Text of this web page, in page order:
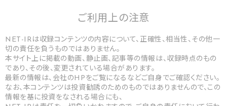
ご利用上の注意
NET-IRは収録コンテンツの内容について、正確性、相当性、その他一
切の責任を負うものではありません。
本サイト上に掲載の動画、静止画、記事等の情報は、収録時点のもの
であり、その後、変更されている場合があります。
最新の情報は、会社のHPをご覧になるなどご自身でご確認ください。
なお、本コンテンツは投資勧誘のためのものではありませんので、この
情報を基に投資をなされる場合にも、